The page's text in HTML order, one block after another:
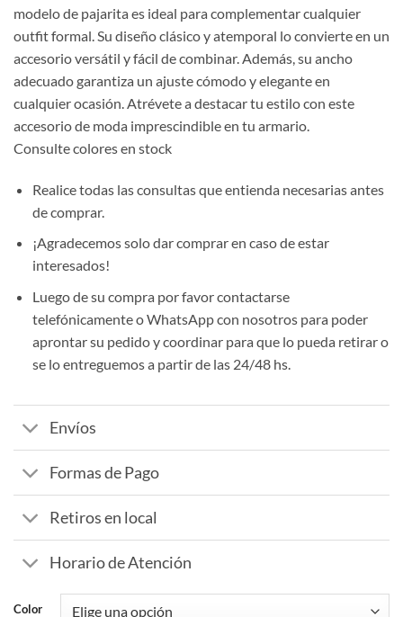
modelo de pajarita es ideal para complementar cualquier
outfit formal. Su diseño clásico y atemporal lo convierte en un
accesorio versátil y fácil de combinar. Además, su ancho
adecuado garantiza un ajuste cómodo y elegante en
cualquier ocasión. Atrévete a destacar tu estilo con este
accesorio de moda imprescindible en tu armario.
Consulte colores en stock
Realice todas las consultas que entienda necesarias antes
de comprar.
¡Agradecemos solo dar comprar en caso de estar
interesados!
Luego de su compra por favor contactarse
telefónicamente o WhatsApp con nosotros para poder
aprontar su pedido y coordinar para que lo pueda retirar o
se lo entreguemos a partir de las 24/48 hs.
Envíos
Formas de Pago
Retiros en local
Horario de Atención
Color